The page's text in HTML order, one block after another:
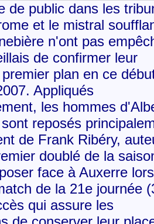
de public dans les
et le mistral
n'ont pas
de confirmer leur
plan en ce
Appliqués
les hommes
reposés
de Frank Ribéry,
doublé de la
face à Auxerre
de la 21e journée
qui assure les